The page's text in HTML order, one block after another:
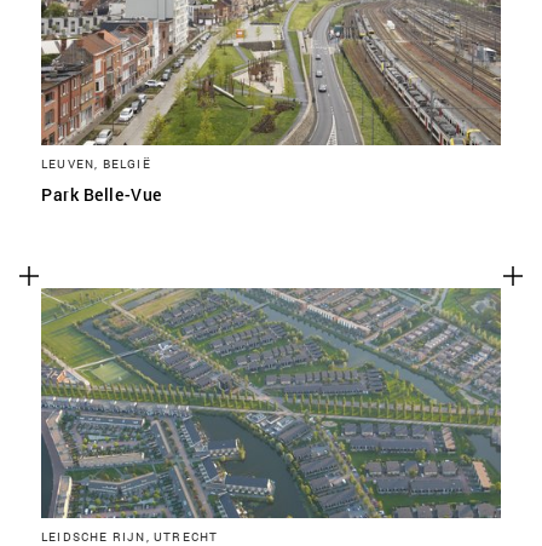
LEUVEN, BELGIË
Park Belle-Vue
LEIDSCHE RIJN, UTRECHT